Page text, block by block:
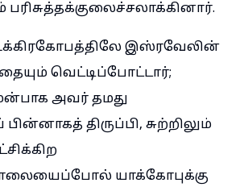
பரிசுத்தக்குலைச்சலாக்கினார்.
இஸ்ரவேலின்
வெட்டிப்போட்டார்;
அவர் தமது
திருப்பி, சுற்றிலும்
யாக்கோபுக்கு